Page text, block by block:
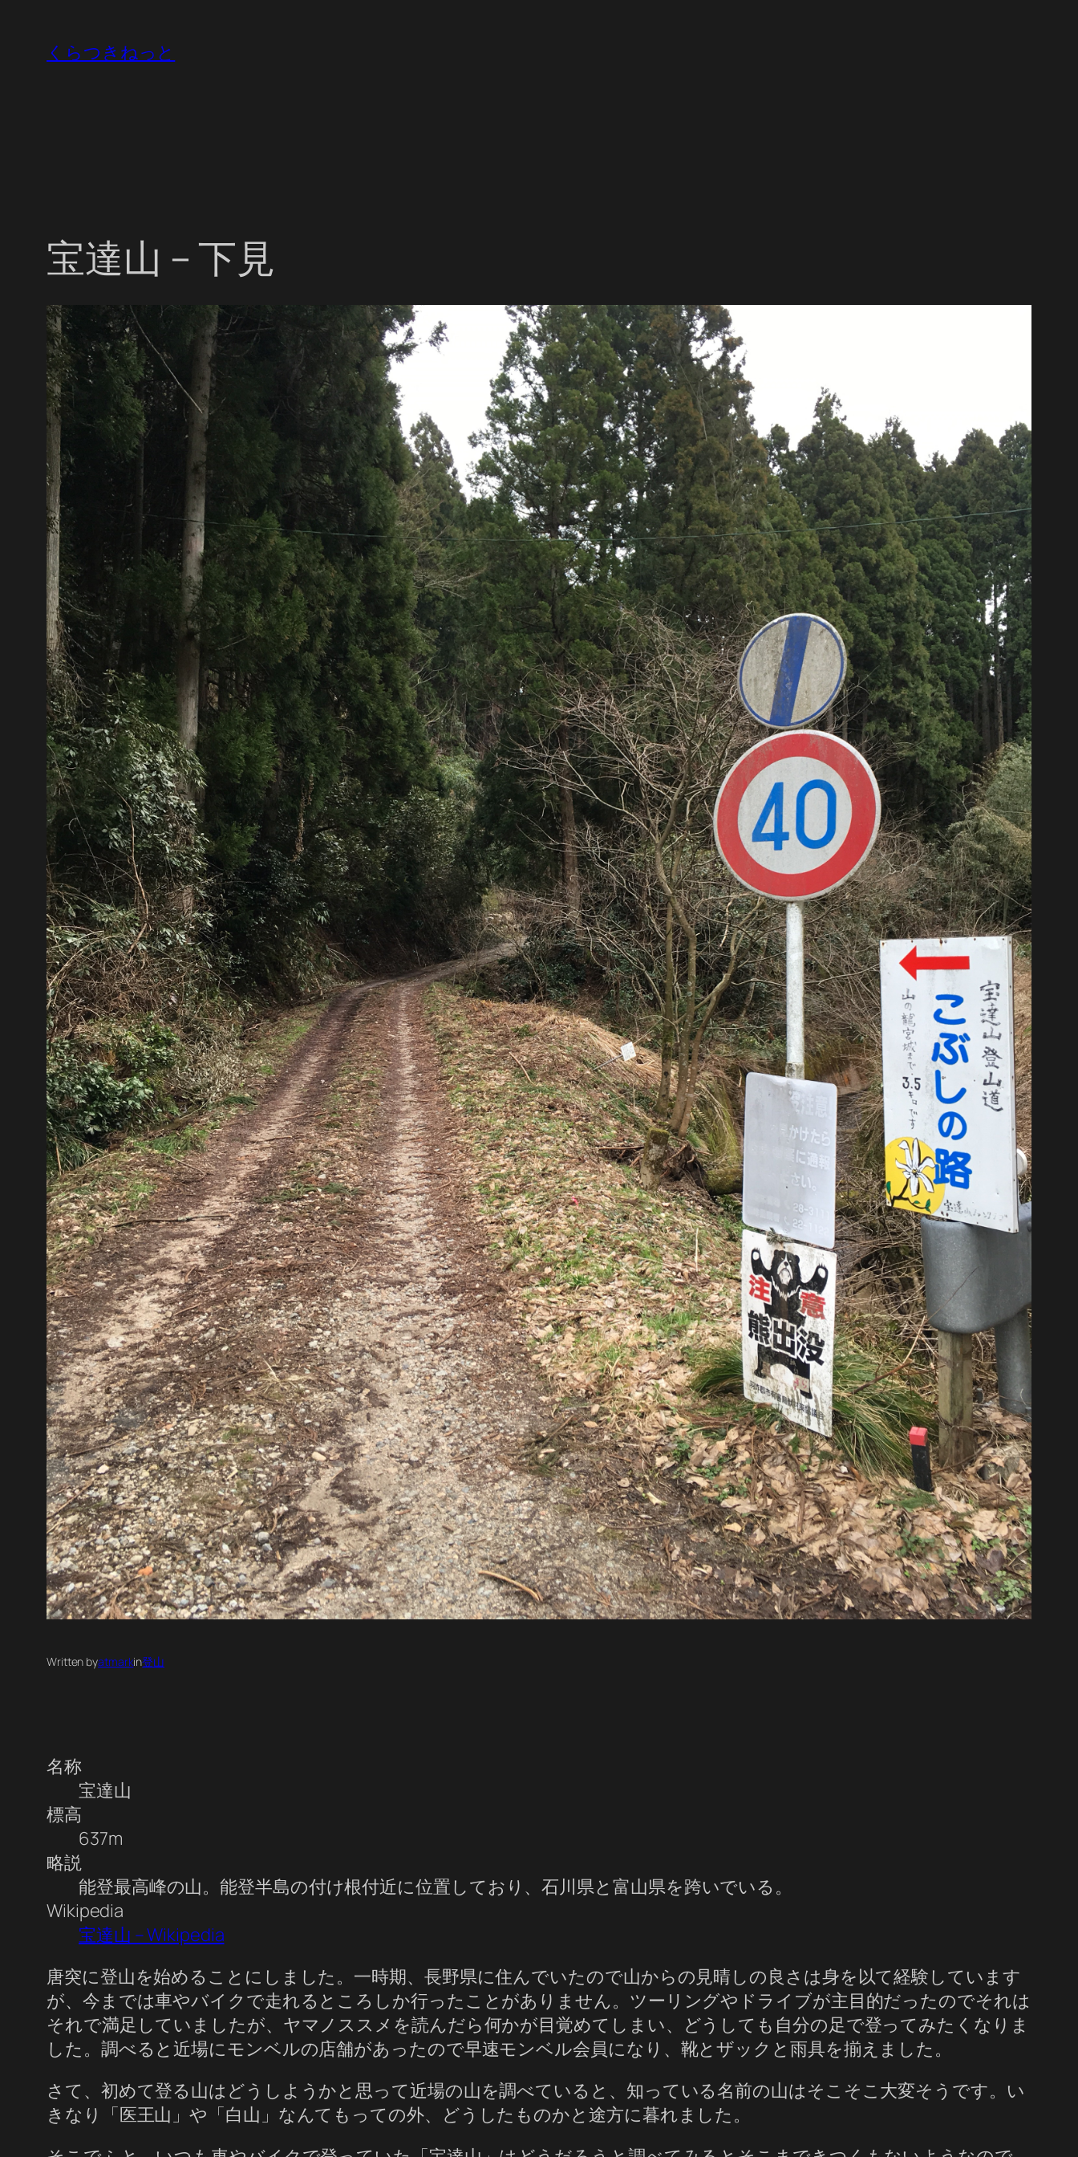
くらつきねっと
宝達山 – 下見
Written byatmarkin登山
名称
宝達山
標高
637m
略説
能登最高峰の山。能登半島の付け根付近に位置しており、石川県と富山県を跨いでいる。
Wikipedia
宝達山 – Wikipedia
唐突に登山を始めることにしました。一時期、長野県に住んでいたので山からの見晴しの良さは身を以て経験しています
が、今までは車やバイクで走れるところしか行ったことがありません。ツーリングやドライブが主目的だったのでそれは
それで満足していましたが、ヤマノススメを読んだら何かが目覚めてしまい、どうしても自分の足で登ってみたくなりま
した。調べると近場にモンベルの店舗があったので早速モンベル会員になり、靴とザックと雨具を揃えました。
さて、初めて登る山はどうしようかと思って近場の山を調べていると、知っている名前の山はそこそこ大変そうです。い
きなり「医王山」や「白山」なんてもっての外、どうしたものかと途方に暮れました。